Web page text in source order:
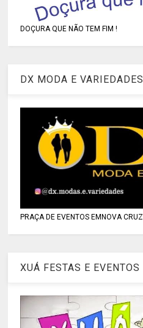
DOÇURA QUE NÃO TEM FIM !
DX MODA E VARIEDADES
PRAÇA DE EVENTOS EMNOVA CRUZ
XUÁ FESTAS E EVENTOS